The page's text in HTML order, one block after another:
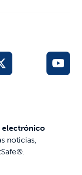
electrónico
noticias,